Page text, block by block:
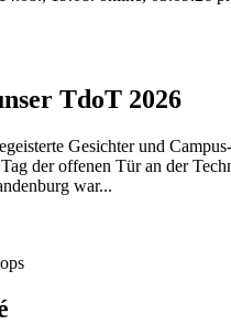
TdoT 2026
Gesichter und
der offenen Tür an der
war...